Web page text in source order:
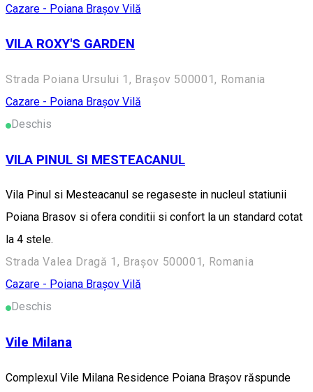
Cazare - Poiana Brașov Vilă
VILA ROXY'S GARDEN
Strada Poiana Ursului 1, Brașov 500001, Romania
Cazare - Poiana Brașov Vilă
Deschis
VILA PINUL SI MESTEACANUL
Vila Pinul si Mesteacanul se regaseste in nucleul statiunii
Poiana Brasov si ofera conditii si confort la un standard cotat
la 4 stele.
Strada Valea Dragă 1, Brașov 500001, Romania
Cazare - Poiana Brașov Vilă
Deschis
Vile Milana
Complexul Vile Milana Residence Poiana Brașov răspunde